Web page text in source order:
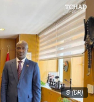
© (DR)